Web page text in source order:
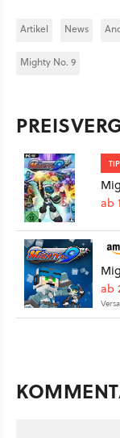
Artikel News
Mighty No. 9
ab
ab